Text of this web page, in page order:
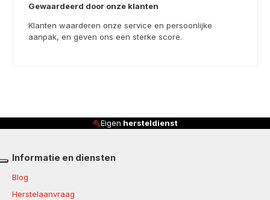
Gewaardeerd door onze klanten
Klanten waarderen onze service en persoonlijke
aanpak, en geven ons een sterke score.
Klanten beoordelen ons met
Informatie en diensten
Blog
Herstelaanvraag